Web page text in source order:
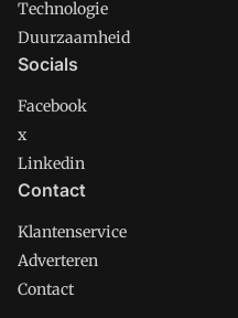
Technologie
Duurzaamheid
Socials
Facebook
x
Linkedin
Contact
Klantenservice
Adverteren
Contact